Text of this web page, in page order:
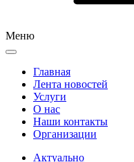
Меню
Главная
Лента новостей
Услуги
О нас
Наши контакты
Организации
Актуально